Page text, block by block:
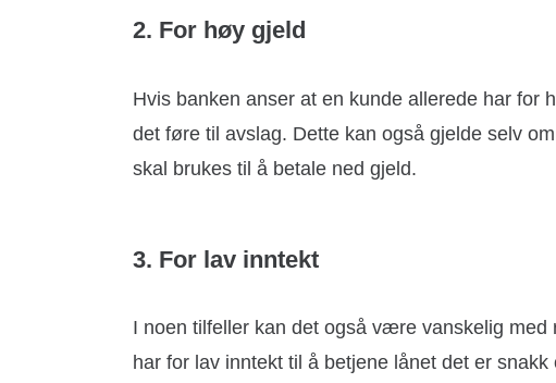
2. For høy gjeld
Hvis banken anser at en kunde allerede har for
det føre til avslag. Dette kan også gjelde selv
skal brukes til å betale ned gjeld.
3. For lav inntekt
I noen tilfeller kan det også være vanskelig
har for lav inntekt til å betjene lånet det er snakk